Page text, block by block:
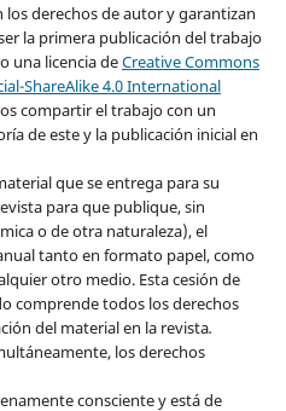
derechos de autor y garantizan
la primera publicación del trabajo
una licencia deCreative Commons
ShareAlike 4.0 International
compartir el trabajo con un
de este y la publicación inicial en
que se entrega para su
para que publique, sin
o de otra naturaleza), el
tanto en formato papel, como
otro medio. Esta cesión de
comprende todos los derechos
del material en la revista.
los derechos
consciente y está de